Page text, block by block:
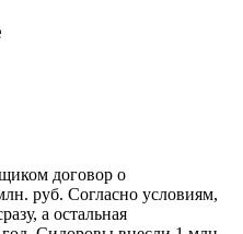
договор о
руб. Согласно условиям,
а остальная